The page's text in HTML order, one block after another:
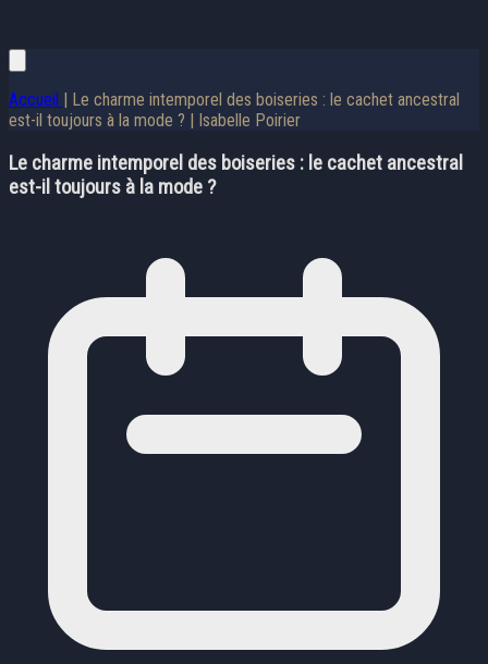
Accueil | Le charme intemporel des boiseries : le cachet ancestral
est-il toujours à la mode ? | Isabelle Poirier
Le charme intemporel des boiseries : le cachet ancestral
est-il toujours à la mode ?